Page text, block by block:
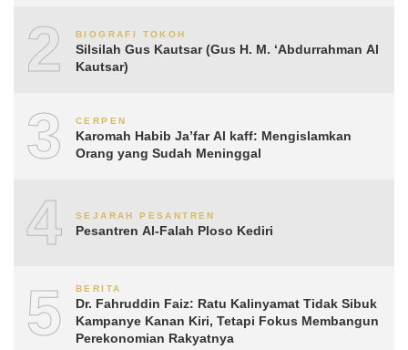
2 BIOGRAFI TOKOH
Silsilah Gus Kautsar (Gus H. M. ‘Abdurrahman Al
Kautsar)
3 CERPEN
Karomah Habib Ja’far Al kaff: Mengislamkan
Orang yang Sudah Meninggal
4 SEJARAH PESANTREN
Pesantren Al-Falah Ploso Kediri
5 BERITA
Dr. Fahruddin Faiz: Ratu Kalinyamat Tidak Sibuk
Kampanye Kanan Kiri, Tetapi Fokus Membangun
Perekonomian Rakyatnya